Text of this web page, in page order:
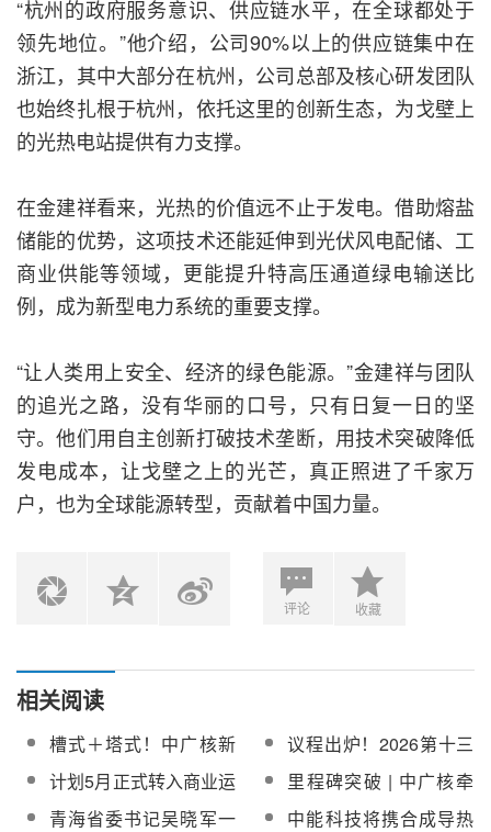
“杭州的政府服务意识、供应链水平，在全球都处于
领先地位。”他介绍，公司90%以上的供应链集中在
浙江，其中大部分在杭州，公司总部及核心研发团队
也始终扎根于杭州，依托这里的创新生态，为戈壁上
的光热电站提供有力支撑。
在金建祥看来，光热的价值远不止于发电。借助熔盐
储能的优势，这项技术还能延伸到光伏风电配储、工
商业供能等领域，更能提升特高压通道绿电输送比
例，成为新型电力系统的重要支撑。
“让人类用上安全、经济的绿色能源。”金建祥与团队
的追光之路，没有华丽的口号，只有日复一日的坚
守。他们用自主创新打破技术垄断，用技术突破降低
发电成本，让戈壁之上的光芒，真正照进了千家万
户，也为全球能源转型，贡献着中国力量。
评论 收藏
相关阅读
槽式＋塔式！中广核新
疆华曜哈密40万千瓦光
热储项目可研报告编制
采购
议程出炉！2026第十三
届中国国际光热大会5月
成都召开
计划5月正式转入商业运
行！三峡哈密100万千
里程碑突破 | 中广核牵
头、龙腾光热参与攻关
青海省委书记吴晓军一
中能科技将携合成导热